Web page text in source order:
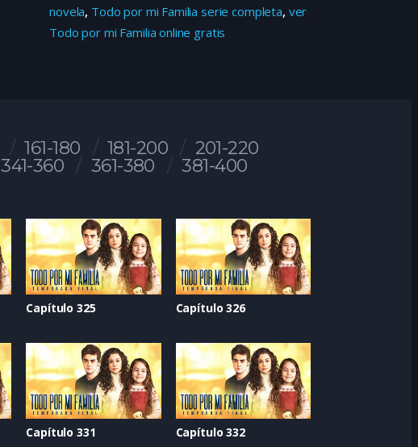
novela, Todo por mi Familia serie completa, ver
Todo por mi Familia online gratis
161-180 181-200
201-220
341-360 361-380
381-400
Capítulo 325 Capítulo 326
Capítulo 331 Capítulo 332